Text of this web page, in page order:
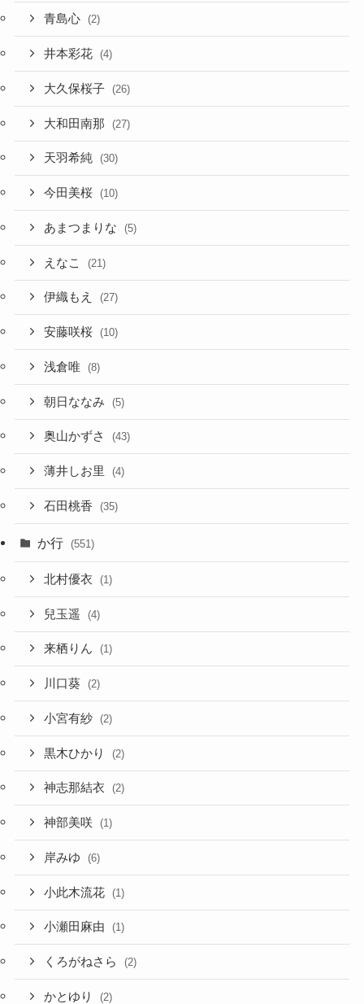
青島心 (2)
井本彩花 (4)
大久保桜子 (26)
大和田南那 (27)
天羽希純 (30)
今田美桜 (10)
あまつまりな (5)
えなこ (21)
伊織もえ (27)
安藤咲桜 (10)
浅倉唯 (8)
朝日ななみ (5)
奥山かずさ (43)
薄井しお里 (4)
石田桃香 (35)
か行 (551)
北村優衣 (1)
兒玉遥 (4)
来栖りん (1)
川口葵 (2)
小宮有紗 (2)
黒木ひかり (2)
神志那結衣 (2)
神部美咲 (1)
岸みゆ (6)
小此木流花 (1)
小瀬田麻由 (1)
くろがねさら (2)
かとゆり (2)